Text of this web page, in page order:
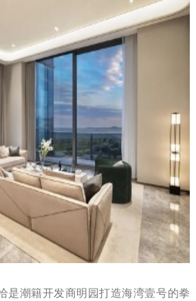
是潮籍开发商明园打造海湾壹号的拳